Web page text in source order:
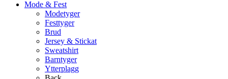
Mode & Fest
Modetyger
Festtyger
Brud
Jersey & Stickat
Sweatshirt
Barntyger
Ytterplagg